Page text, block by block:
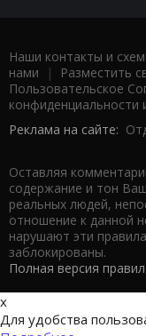
Наши контакты и
нами | Разместить
Пользовательское
конфиденциальности
Реклама на сайте:
Оставляя
содержание и тон
реальных людей,
отношение к данной
нарушают эти
заблокированы.
Полная версия правил
x
Для удобства